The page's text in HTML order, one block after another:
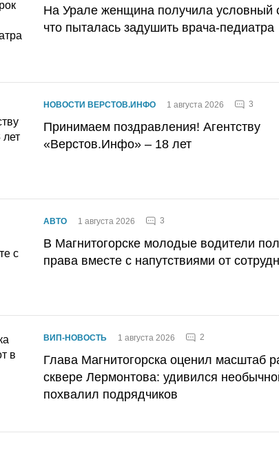
На Урале женщина получила условный
что пыталась задушить врача-педиатра
НОВОСТИ ВЕРСТОВ.ИНФО 1 августа 2026 3
Принимаем поздравления! Агентству
«Верстов.Инфо» – 18 лет
АВТО 1 августа 2026 3
В Магнитогорске молодые водители
права вместе с напутствиями от
ВИП-НОВОСТЬ 1 августа 2026 2
Глава Магнитогорска оценил масштаб
сквере Лермонтова: удивился
похвалил подрядчиков